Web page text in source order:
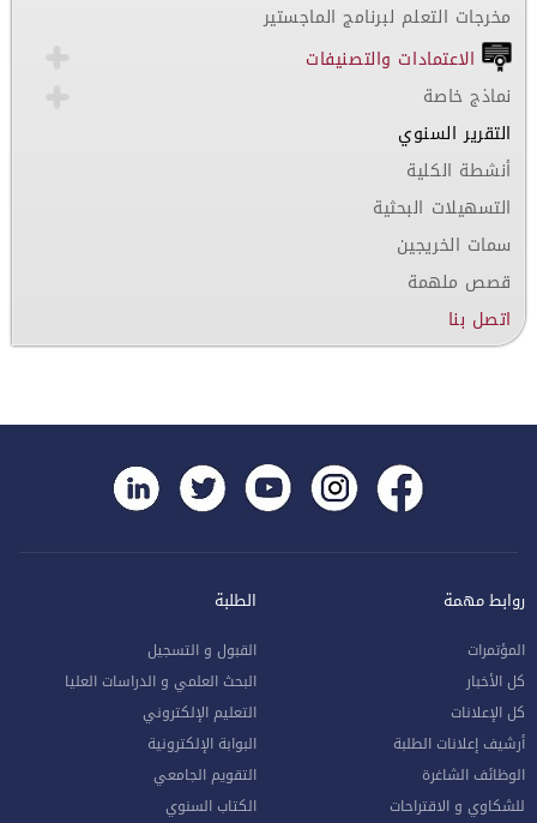
مخرجات التعلم لبرنامج الماجستير
الاعتمادات والتصنيفات
نماذج خاصة
التقرير السنوي
أنشطة الكلية
التسهيلات البحثية
سمات الخريجين
قصص ملهمة
اتصل بنا
روابط مهمة
المؤتمرات
كل الأخبار
كل الإعلانات
أرشيف إعلانات الطلبة
الوظائف الشاغرة
للشكاوي و الاقتراحات
الطلبة
القبول و التسجيل
البحث العلمي و الدراسات العليا
التعليم الإلكتروني
البوابة الإلكترونية
التقويم الجامعي
الكتاب السنوي